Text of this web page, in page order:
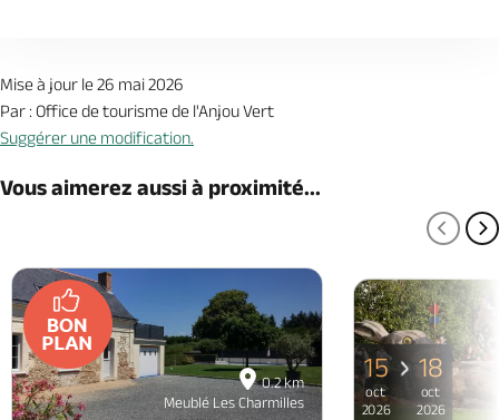
Mise à jour le 26 mai 2026
Par : Office de tourisme de l'Anjou Vert
Suggérer une modification.
Vous aimerez aussi à proximité...
0.2 km
Meublé Les Charmilles
15
oct
2026
18
oct
2026